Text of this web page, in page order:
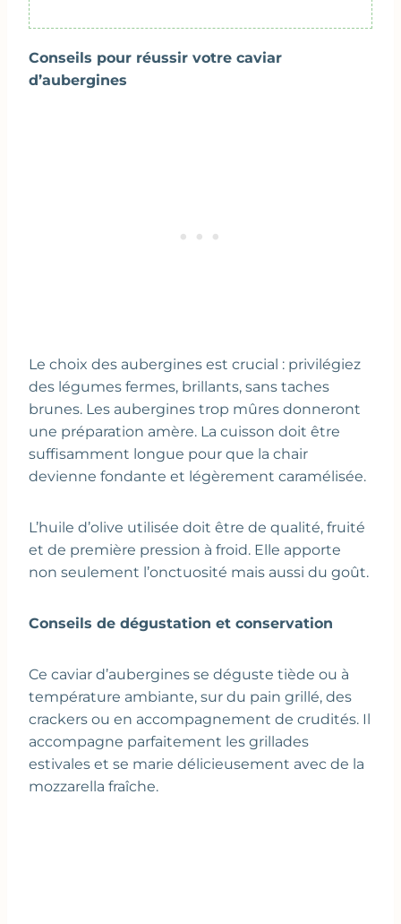
Conseils pour réussir votre caviar
d’aubergines
Le choix des aubergines est crucial : privilégiez
des légumes fermes, brillants, sans taches
brunes. Les aubergines trop mûres donneront
une préparation amère. La cuisson doit être
suffisamment longue pour que la chair
devienne fondante et légèrement caramélisée.
L’huile d’olive utilisée doit être de qualité, fruité
et de première pression à froid. Elle apporte
non seulement l’onctuosité mais aussi du goût.
Conseils de dégustation et conservation
Ce caviar d’aubergines se déguste tiède ou à
température ambiante, sur du pain grillé, des
crackers ou en accompagnement de crudités. Il
accompagne parfaitement les grillades
estivales et se marie délicieusement avec de la
mozzarella fraîche.